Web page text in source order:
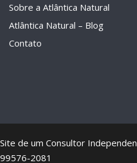
Sobre a Atlântica Natural
Atlântica Natural – Blog
Contato
Site de um Consultor
99576-2081